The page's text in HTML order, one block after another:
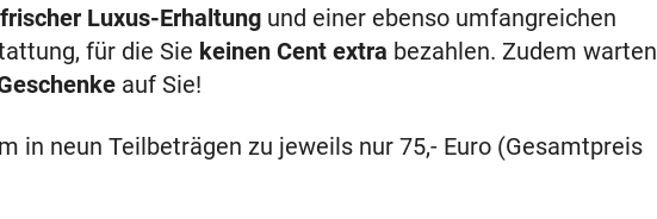
Luxus-Erhaltung und einer ebenso umfangreichen
für die Sie keinen Cent extra bezahlen. Zudem warten
auf Sie!
in neun Teilbeträgen zu jeweils nur 75,- Euro (Gesamtpreis